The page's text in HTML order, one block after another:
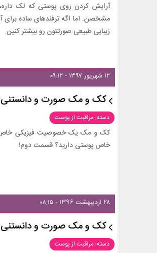
آرایش کردن روی پوستی که لک
مشخصن. اما اگه ترفندهای ساده
زیبایی طبیعی صورتتون رو بیشتر کنین.
۱۲ شهریور ۱۳۹۷ - ۰۹:۱۲
کک و مک صورت و
دسته: مراقبت از پوست
کک و مک یک خصوصیت فیزیکی خاص
خاص پوستی دارید؟ قسمت دوم!
۲۸ اردیبهشت ۱۳۹۶ - ۰۸:۱۵
کک و مک صورت و
دسته: مراقبت از پوست